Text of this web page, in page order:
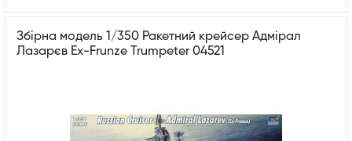
Збірна модель 1/350 Ракетний крейсер Адмірал
Лазарєв Ex-Frunze Trumpeter 04521